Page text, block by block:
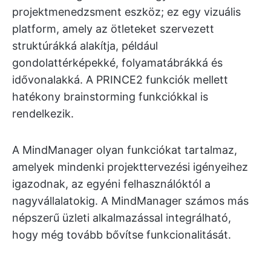
projektmenedzsment eszköz; ez egy vizuális
platform, amely az ötleteket szervezett
struktúrákká alakítja, például
gondolattérképekké, folyamatábrákká és
idővonalakká. A PRINCE2 funkciók mellett
hatékony brainstorming funkciókkal is
rendelkezik.
A MindManager olyan funkciókat tartalmaz,
amelyek mindenki projekttervezési igényeihez
igazodnak, az egyéni felhasználóktól a
nagyvállalatokig. A MindManager számos más
népszerű üzleti alkalmazással integrálható,
hogy még tovább bővítse funkcionalitását.